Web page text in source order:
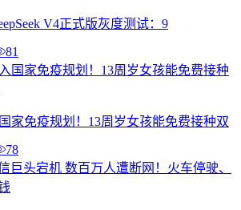
V4正式版灰度测试：9
81
家免疫规划！13周岁女孩能免费接种双
78